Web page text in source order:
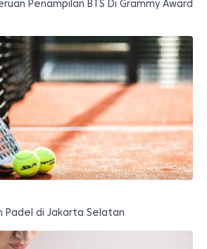
Penampilan BTS Di Grammy Award
Padel di Jakarta Selatan